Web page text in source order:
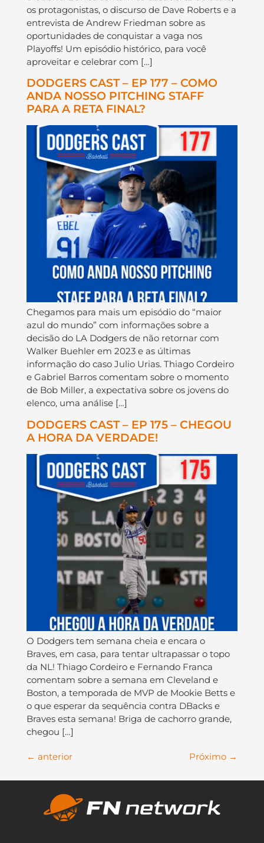
os protagonistas, o discurso de Dave Roberts e a
entrevista de Andrew Friedman sobre as
oportunidades de conquistar a vaga nos
Playoffs! Um episódio histórico, para você
aproveitar e celebrar com […]
DODGERS CAST – EP 177 – COMO
ANDA NOSSO PITCHING STAFF
PARA A RETA FINAL?
Chegamos para mais um episódio do “maior
azul do mundo” com informações sobre a
decisão do LA Dodgers de não retornar com
Walker Buehler em 2023 e as últimas
informação do caso Julio Urias. Thiago Cordeiro
e Gabriel Barros comentam sobre o momento
de Bob Miller, a expectativa sobre os jovens do
elenco, uma análise […]
DODGERS CAST – EP 175 – CHEGOU
A HORA DA VERDADE!
O Dodgers tem semana cheia e encara o
Braves, em casa, para tentar ultrapassar o topo
da NL! Thiago Cordeiro e Fernando Franca
comentam sobre a semana em Cleveland e
Boston, a temporada de MVP de Mookie Betts e
o que esperar da sequência contra DBacks e
Braves esta semana! Briga de cachorro grande,
chegou […]
← anterior Próximo →